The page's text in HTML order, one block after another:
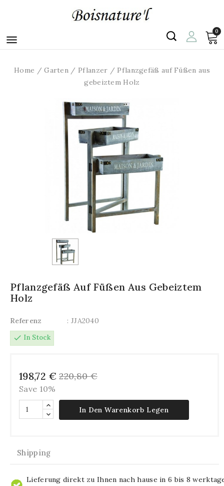

0
Home Garten Pflanzer
Pflanzgefäß auf Füßen aus
gebeiztem Holz
Pflanzgefäß Auf Füßen Aus Gebeiztem
Holz
Referenz
: JJA2040
check In Stock
198,72 € 220,80 €
Save 10%
In Den Warenkorb Legen
Shipping
Lieferung direkt zu Ihnen nach hause in 6 bis 8